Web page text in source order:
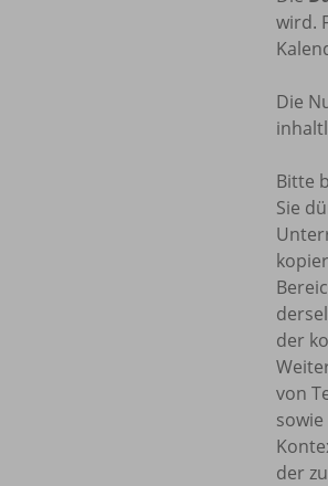
wird.
Die
Bitte
Sie
der
von
der